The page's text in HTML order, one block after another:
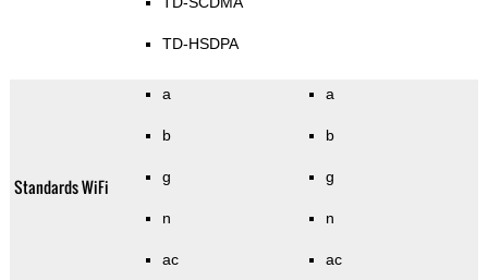
TD-HSDPA
Standards WiFi
a
b
g
n
ac
a
b
g
n
ac